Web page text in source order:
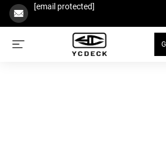
[email protected]